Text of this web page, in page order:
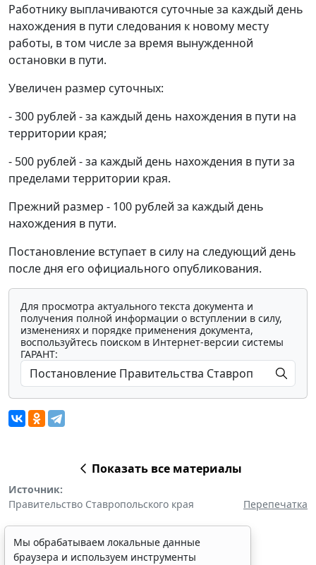
Работнику выплачиваются суточные за каждый день
нахождения в пути следования к новому месту
работы, в том числе за время вынужденной
остановки в пути.
Увеличен размер суточных:
- 300 рублей - за каждый день нахождения в пути на
территории края;
- 500 рублей - за каждый день нахождения в пути за
пределами территории края.
Прежний размер - 100 рублей за каждый день
нахождения в пути.
Постановление вступает в силу на следующий день
после дня его официального опубликования.
Для просмотра актуального текста документа и
получения полной информации о вступлении в силу,
изменениях и порядке применения документа,
воспользуйтесь поиском в Интернет-версии системы
ГАРАНТ:
Показать все материалы
Источник:
Правительство Ставропольского края
Перепечатка
Мы обрабатываем локальные данные
браузера и используем инструменты